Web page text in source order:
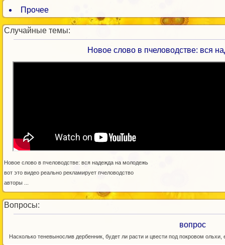
Прочее
Случайные темы:
Новое слово в пчеловодстве: вся
Новое слово в пчеловодстве: вся надежда на молодежь
вот это видео реально рекламирует пчеловодство
авторы ...
Вопросы:
вопрос
Насколько теневынослив дербенник, будет ли расти и цвести под покровом ольхи,